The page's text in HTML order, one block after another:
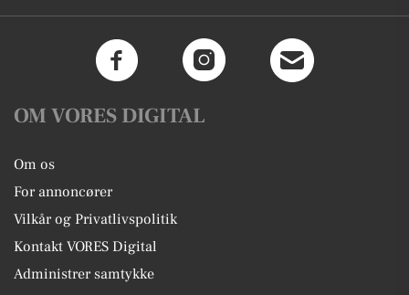
OM VORES DIGITAL
Om os
For annoncører
Vilkår og Privatlivspolitik
Kontakt VORES Digital
Administrer samtykke